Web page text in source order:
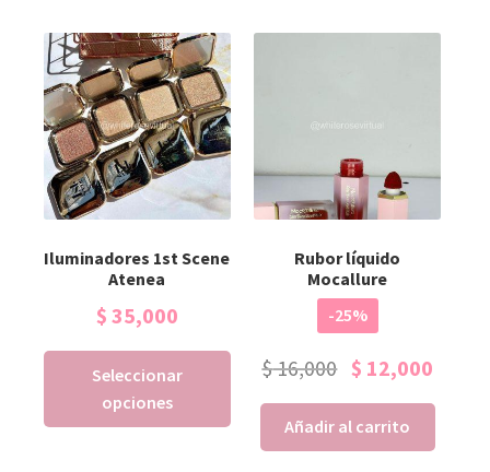
Iluminadores 1st Scene
Atenea
$ 35,000
Seleccionar
opciones
Rubor líquido
Mocallure
-25%
$16,000 $ 12,000
Añadir al carrito